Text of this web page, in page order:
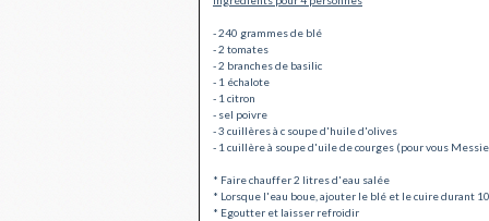
- 240 grammes de blé
- 2 tomates
- 2 branches de basilic
- 1 échalote
- 1 citron
- sel poivre
- 3 cuillères à c soupe d'huile d'olives
- 1 cuillère à soupe d'uile de courges (pour vous
* Faire chauffer 2 litres d'eau salée
* Lorsque l'eau boue, ajouter le blé et le cuire durant
* Egoutter et laisser refroidir